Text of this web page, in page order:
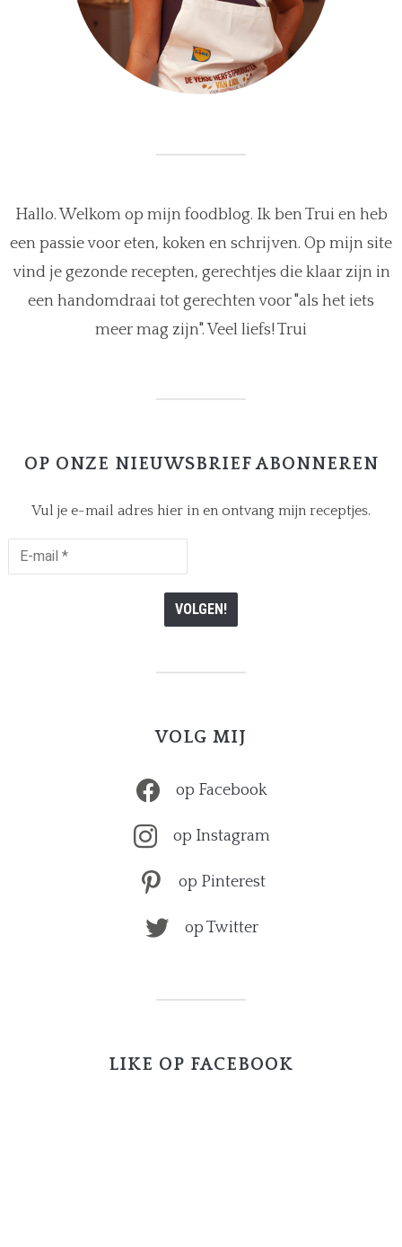
Hallo. Welkom op mijn foodblog. Ik ben Trui en heb
een passie voor eten, koken en schrijven. Op mijn site
vind je gezonde recepten, gerechtjes die klaar zijn in
een handomdraai tot gerechten voor "als het iets
meer mag zijn". Veel liefs! Trui
OP ONZE NIEUWSBRIEF ABONNEREN
Vul je e-mail adres hier in en ontvang mijn receptjes.
E-
VOLG MIJ
op Facebook
op Instagram
op Pinterest
op Twitter
LIKE OP FACEBOOK